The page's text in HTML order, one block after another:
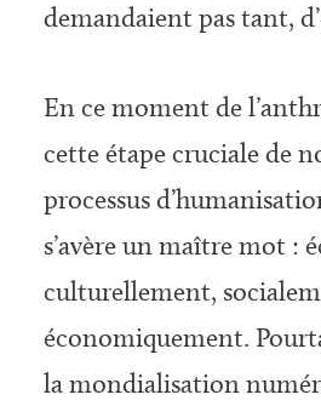
demandaient pas tant,
En ce moment de
cette étape cruciale de
processus
s’avère un maître mot :
culturellement,
économiquement.
la mondialisation